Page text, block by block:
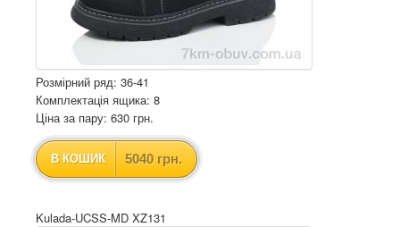
Розмірний ряд: 36-41
Комплектація ящика: 8
Ціна за пару: 630 грн.
В КОШИК 5040 грн.
Kulada-UCSS-MD XZ131